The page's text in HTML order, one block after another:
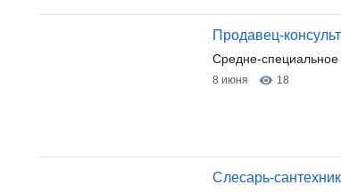
Продавец-
Средне-специальное
8 июня 18
Слесарь-сантехник